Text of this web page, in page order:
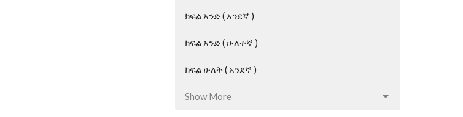
ክፍል አንድ ( አንደኛ )
ክፍል አንድ ( ሁለተኛ )
ክፍል ሁለት ( አንደኛ )
Show More